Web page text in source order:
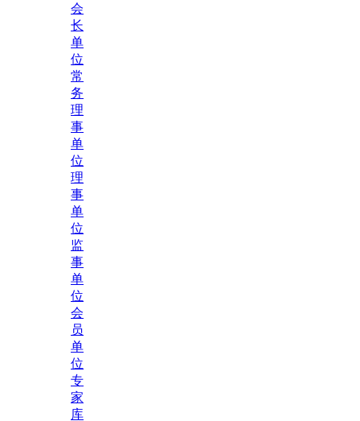
会
长
单
位
常
务
理
事
单
位
理
事
单
位
监
事
单
位
会
员
单
位
专
家
库